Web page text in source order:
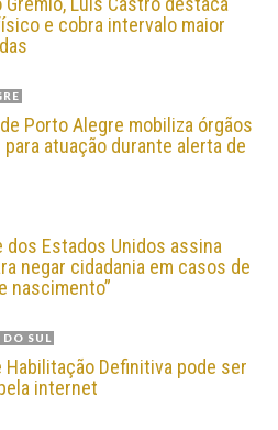
e cobra intervalo maior
Porto Alegre mobiliza órgãos
atuação durante alerta de
dos Estados Unidos assina
negar cidadania em casos de
nascimento”
DO SUL
Habilitação Definitiva pode ser
internet